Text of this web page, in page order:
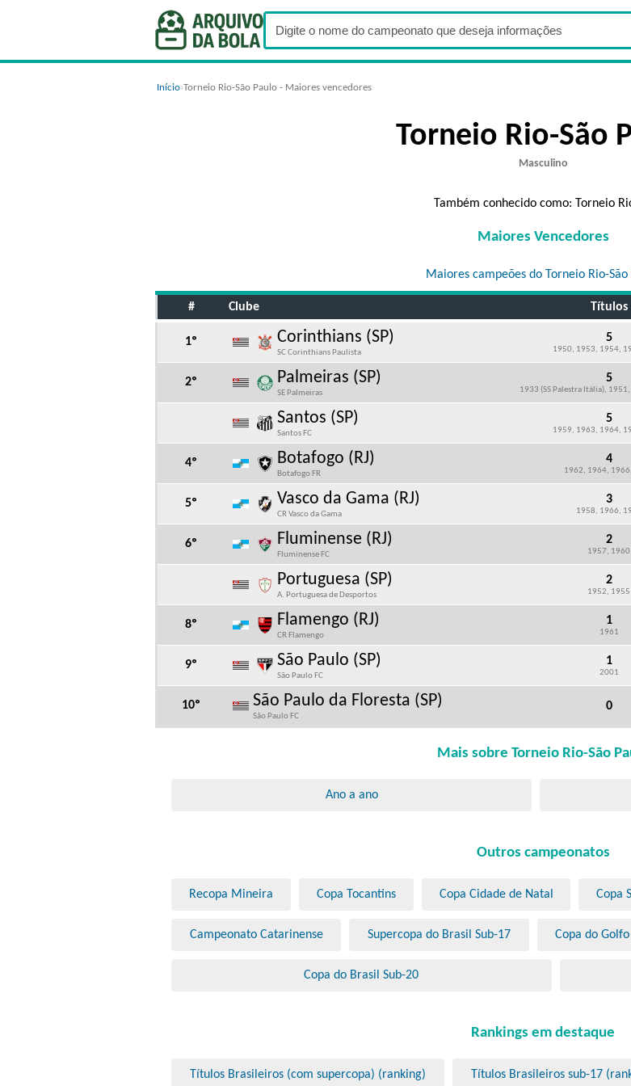
Início›Torneio Rio-São Paulo - Maiores vencedores
Torneio Rio-São
Masculino
Também conhecido como: Torneio
Maiores Vencedores
Maiores campeões do Torneio Rio-São
# Clube Títulos
1º Corinthians (SP)
SC Corinthians Paulista
5
1950, 1953, 1954,
2º Palmeiras (SP)
SE Palmeiras
5
1933 (SS Palestra Itália),
Santos (SP)
Santos FC
5
1959, 1963, 1964,
4º Botafogo (RJ)
Botafogo FR
4
1962, 1964,
5º Vasco da Gama (RJ)
CR Vasco da Gama
3
1958, 1966,
6º Fluminense (RJ)
Fluminense FC
2
1957, 1960
Portuguesa (SP)
A. Portuguesa de Desportos
2
1952, 1955
8º Flamengo (RJ)
CR Flamengo
1
1961
9º São Paulo (SP)
São Paulo FC
1
2001
10º São Paulo da Floresta (SP)
São Paulo FC
0
Mais sobre Torneio Rio-São
Ano a ano
Outros campeonatos
Recopa Mineira Copa Tocantins Copa Cidade de Natal Copa
Campeonato Catarinense Supercopa do Brasil Sub-17 Copa do
Copa do Brasil Sub-20
Rankings em destaque
Títulos Brasileiros (com supercopa) (ranking) Títulos Brasileiros sub-17